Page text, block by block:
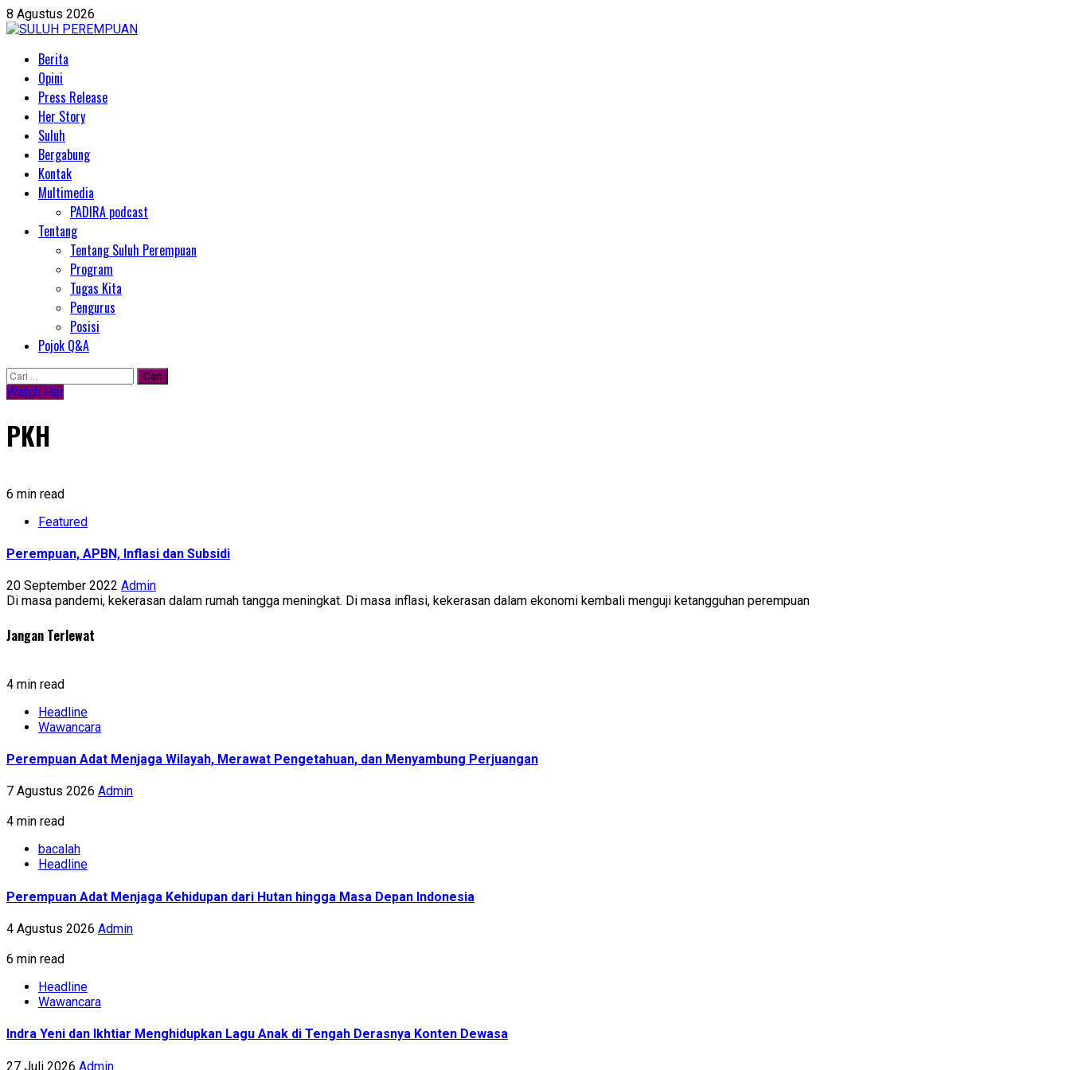
Skip
to
8 Agustus 2026
PrimaryBerita
Opini
Press Release
Her Story
Suluh
Bergabung
Kontak
Multimedia
PADIRA podcast
Tentang
Tentang Suluh Perempuan
Program
Tugas Kita
Pengurus
Posisi
Pojok Q&A
Cari
untuk:
Watch Her
PKH
6 min read
Featured
Perempuan, APBN, Inflasi dan Subsidi
20 September 2022 Admin
Di masa pandemi, kekerasan dalam rumah tangga meningkat. Di masa inflasi, kekerasan dalam ekonomi kembali menguji ketangguhan perempuan
Jangan Terlewat
4 min read
Headline
Wawancara
Perempuan Adat Menjaga Wilayah, Merawat Pengetahuan, dan Menyambung Perjuangan
7 Agustus 2026 Admin
4 min read
bacalah
Headline
Perempuan Adat Menjaga Kehidupan dari Hutan hingga Masa Depan Indonesia
4 Agustus 2026 Admin
6 min read
Headline
Wawancara
Indra Yeni dan Ikhtiar Menghidupkan Lagu Anak di Tengah Derasnya Konten Dewasa
27 Juli 2026 Admin